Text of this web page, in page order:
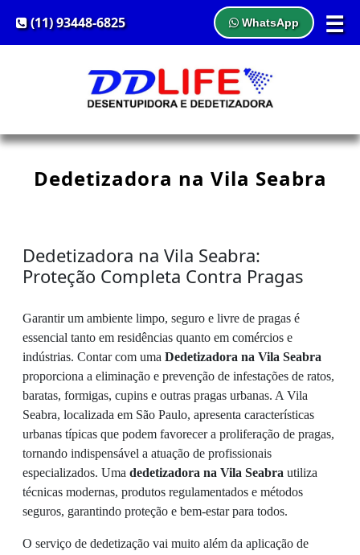
☰
(11) 93448-6825 WhatsApp
Dedetizadora na Vila Seabra
Dedetizadora na Vila Seabra:
Proteção Completa Contra Pragas
Garantir um ambiente limpo, seguro e livre de pragas é
essencial tanto em residências quanto em comércios e
indústrias. Contar com uma Dedetizadora na Vila Seabra
proporciona a eliminação e prevenção de infestações de ratos,
baratas, formigas, cupins e outras pragas urbanas. A Vila
Seabra, localizada em São Paulo, apresenta características
urbanas típicas que podem favorecer a proliferação de pragas,
tornando indispensável a atuação de profissionais
especializados. Uma dedetizadora na Vila Seabra utiliza
técnicas modernas, produtos regulamentados e métodos
seguros, garantindo proteção e bem-estar para todos.
O serviço de dedetização vai muito além da aplicação de